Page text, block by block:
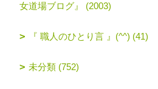
女道場ブログ』 (2003)
『 職人のひとり言 』(^^) (41)
未分類 (752)